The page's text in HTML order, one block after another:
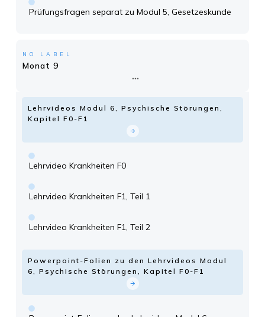
Prüfungsfragen separat zu Modul 5, Gesetzeskunde
NO LABEL
Monat 9
Lehrvideos Modul 6, Psychische Störungen,
Kapitel F0-F1
Lehrvideo Krankheiten F0
Lehrvideo Krankheiten F1, Teil 1
Lehrvideo Krankheiten F1, Teil 2
Powerpoint-Folien zu den Lehrvideos Modul
6, Psychische Störungen, Kapitel F0-F1